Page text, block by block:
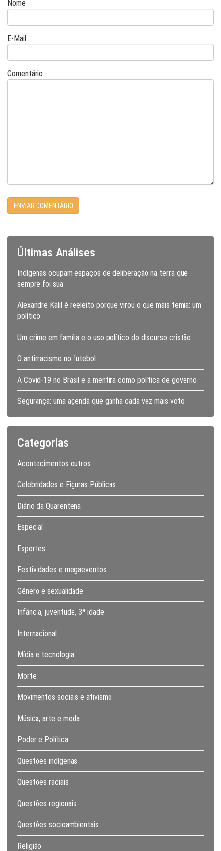
Nome
E-Mail
Comentário
Últimas Análises
Indígenas ocupam espaços de deliberação na terra que
sempre foi sua
Alexandre Kalil é reeleito porque virou o que mais temia: um
político
Um crime em família e o uso político do discurso cristão
O antirracismo no futebol
A Covid-19 no Brasil e a mentira como política de governo
Segurança: uma agenda que ganha cada vez mais voto
Categorias
Acontecimentos outros
Celebridades e Figuras Públicas
Diário da Quarentena
Especial
Esportes
Festividades e megaeventos
Gênero e sexualidade
Infância, juventude, 3ª idade
Internacional
Mídia e tecnologia
Morte
Movimentos sociais e ativismo
Música, arte e moda
Poder e Política
Questões indígenas
Questões raciais
Questões regionais
Questões socioambientais
Religião